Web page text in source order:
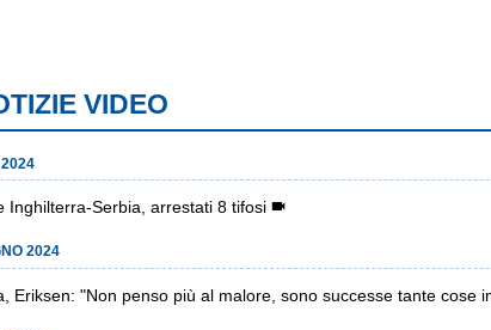
VIDEO
2024
Inghilterra-Serbia, arrestati 8 tifosi
2024
Eriksen: "Non penso più al malore, sono successe tante cose